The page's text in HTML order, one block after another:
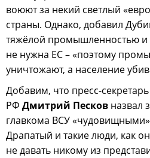
воюют за некий светлый
страны. Однако, добавил
тяжёлой промышленностью
не нужна ЕС – «поэтому
уничтожают, а население
Добавим, что пресс-
РФ Дмитрий Песков назвал
главкома ВСУ
Драпатый и такие люди, как
не давать никому из